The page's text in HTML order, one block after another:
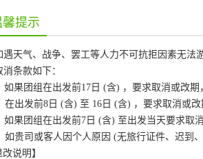
馨提示
遇天气、战争、罢工等人力不可抗拒因素无
消条款如下：
果团组在出发前17日 (含) ，要求取消或改
出发前8日 (含) 至 16日 (含) ，要求取消或
果团组在出发前7日 (含) 至出发当天要求取
贵司或客人因个人原因 (无旅行证件、迟到
改说明】